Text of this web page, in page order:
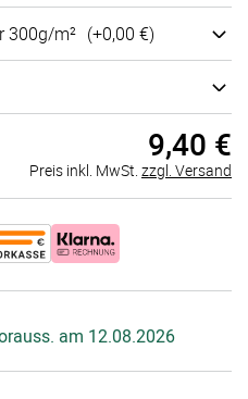
300g/m² (+0,00 €)
9,40 €
Preis inkl. MwSt. zzgl. Versand
am 12.08.2026